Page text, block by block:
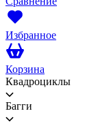
Избранное
Корзина
Квадроциклы
Багги